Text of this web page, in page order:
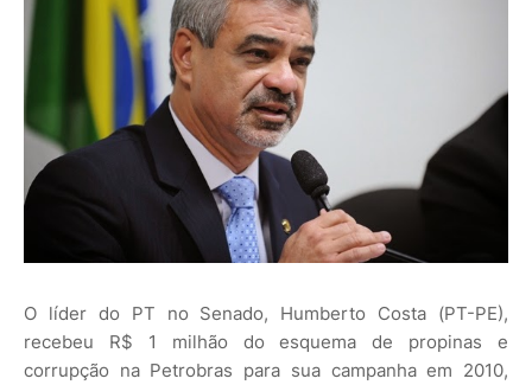
O líder do PT no Senado, Humberto Costa (PT-PE),
recebeu R$ 1 milhão do esquema de propinas e
corrupção na Petrobras para sua campanha em 2010,